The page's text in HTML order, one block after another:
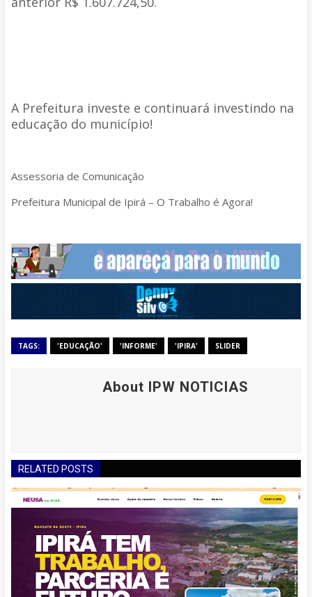
A Prefeitura investe e continuará investindo na
educação do município!
Assessoria de Comunicação
Prefeitura Municipal de Ipirá – O Trabalho é Agora!
TAGS: 'EDUCAÇÃO' 'INFORME' 'IPIRA' SLIDER
About IPW NOTICIAS
RELATED POSTS